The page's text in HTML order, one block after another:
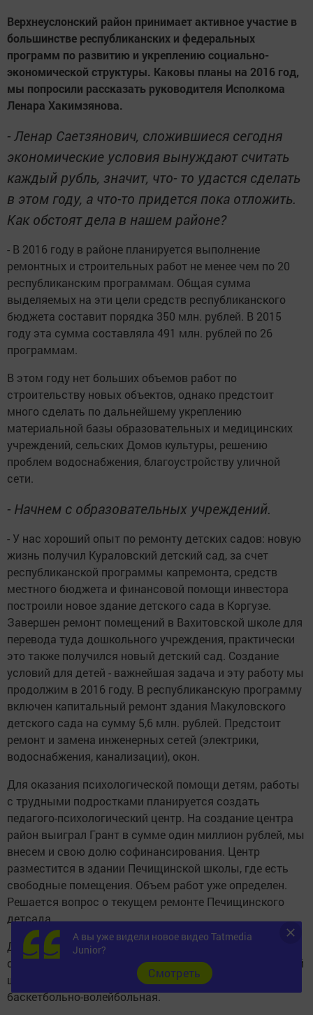
Верхнеуслонский район принимает активное участие в
большинстве республиканских и федеральных
программ по развитию и укреплению социально-
экономической структуры. Каковы планы на 2016 год,
мы попросили рассказать руководителя Исполкома
Ленара Хакимзянова.
- Ленар Саетзянович, сложившиеся сегодня
экономические условия вынуждают считать
каждый рубль, значит, что- то удастся сделать
в этом году, а что-то придется пока отложить.
Как обстоят дела в нашем районе?
- В 2016 году в районе планируется выполнение
ремонтных и строительных работ не менее чем по 20
республиканским программам. Общая сумма
выделяемых на эти цели средств республиканского
бюджета составит порядка 350 млн. рублей. В 2015
году эта сумма составляла 491 млн. рублей по 26
программам.
В этом году нет больших объемов работ по
строительству новых объектов, однако предстоит
много сделать по дальнейшему укреплению
материальной базы образовательных и медицинских
учреждений, сельских Домов культуры, решению
проблем водоснабжения, благоустройству уличной
сети.
- Начнем с образовательных учреждений.
- У нас хороший опыт по ремонту детских садов: новую
жизнь получил Кураловский детский сад, за счет
республиканской программы капремонта, средств
местного бюджета и финансовой помощи инвестора
построили новое здание детского сада в Коргузе.
Завершен ремонт помещений в Вахитовской школе для
перевода туда дошкольного учреждения, практически
это также получился новый детский сад. Создание
условий для детей - важнейшая задача и эту работу мы
продолжим в 2016 году. В республиканскую программу
включен капитальный ремонт здания Макуловского
детского сада на сумму 5,6 млн. рублей. Предстоит
ремонт и замена инженерных сетей (электрики,
водоснабжения, канализации), окон.
Для оказания психологической помощи детям, работы
с трудными подростками планируется создать
педагого-психологический центр. На создание центра
район выиграл Грант в сумме один миллион рублей, мы
внесем и свою долю софинансирования. Центр
разместится в здании Печищинской школы, где есть
свободные помещения. Объем работ уже определен.
Решается вопрос о текущем ремонте Печищинского
детсада.
Для детей и молодежи будут построены две новые
спортивные площадки: на территории Верхнеуслонской
школы для игры в мини-футбол и в Октябрьском -
баскетбольно-волейбольная.
А вы уже видели новое видео Tatmedia
Junior?
Cмотреть